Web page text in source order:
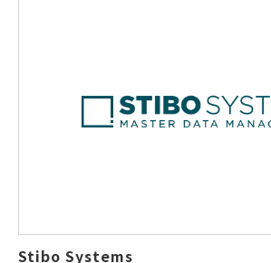
Stibo Systems